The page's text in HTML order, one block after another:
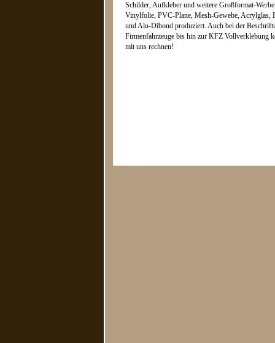
Schilder, Aufkleber und weitere Großformat-
Vinylfolie, PVC-Plane, Mesh-Gewebe, Acrylglas,
und Alu-Dibond produziert. Auch bei der
Firmenfahrzeuge bis hin zur KFZ Vollverklebung
mit uns rechnen!